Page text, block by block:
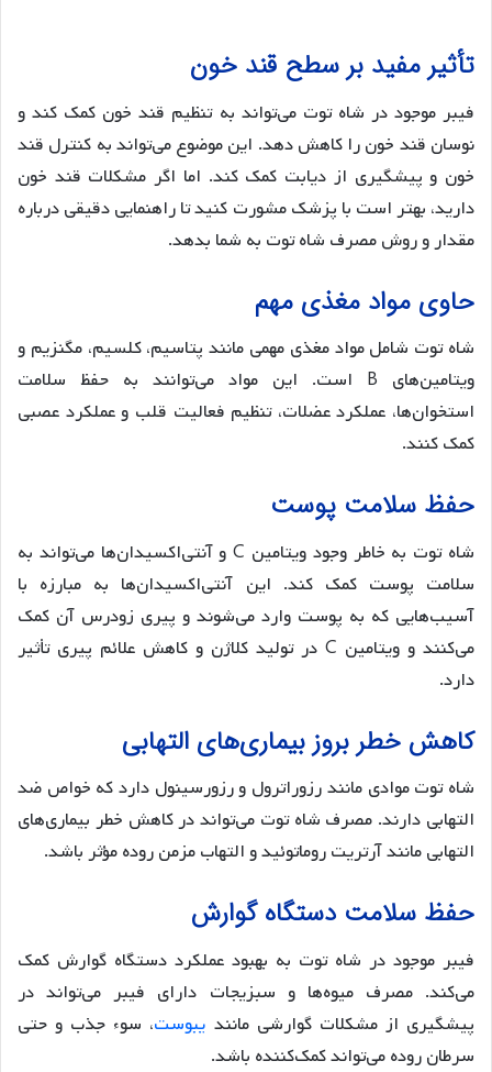
تأثیر مفید بر سطح قند خون
فیبر موجود در شاه توت می‌تواند به تنظیم قند خون کمک کند و
نوسان قند خون را کاهش دهد. این موضوع می‌تواند به کنترل قند
خون و پیشگیری از دیابت کمک کند. اما اگر مشکلات قند خون
دارید، بهتر است با پزشک مشورت کنید تا راهنمایی دقیقی درباره
مقدار و روش مصرف شاه توت به شما بدهد.
حاوی مواد مغذی مهم
شاه توت شامل مواد مغذی مهمی مانند پتاسیم، کلسیم، مگنزیم و
ویتامین‌های B است. این مواد می‌توانند به حفظ سلامت
استخوان‌ها، عملکرد عضلات، تنظیم فعالیت قلب و عملکرد عصبی
کمک کنند.
حفظ سلامت پوست
شاه توت به خاطر وجود ویتامین C و آنتی‌اکسیدان‌ها می‌تواند به
سلامت پوست کمک کند. این آنتی‌اکسیدان‌ها به مبارزه با
آسیب‌هایی که به پوست وارد می‌شوند و پیری زودرس آن کمک
می‌کنند و ویتامین C در تولید کلاژن و کاهش علائم پیری تأثیر
دارد.
کاهش خطر بروز بیماری‌های التهابی
شاه توت موادی مانند رزوراترول و رزورسینول دارد که خواص ضد
التهابی دارند. مصرف شاه توت می‌تواند در کاهش خطر بیماری‌های
التهابی مانند آرتریت روماتوئید و التهاب مزمن روده مؤثر باشد.
حفظ سلامت دستگاه گوارش
فیبر موجود در شاه توت به بهبود عملکرد دستگاه گوارش کمک
می‌کند. مصرف میوه‌ها و سبزیجات دارای فیبر می‌تواند در
پیشگیری از مشکلات گوارشی مانند یبوست، سوء جذب و حتی
سرطان روده می‌تواند کمک‌کننده باشد.